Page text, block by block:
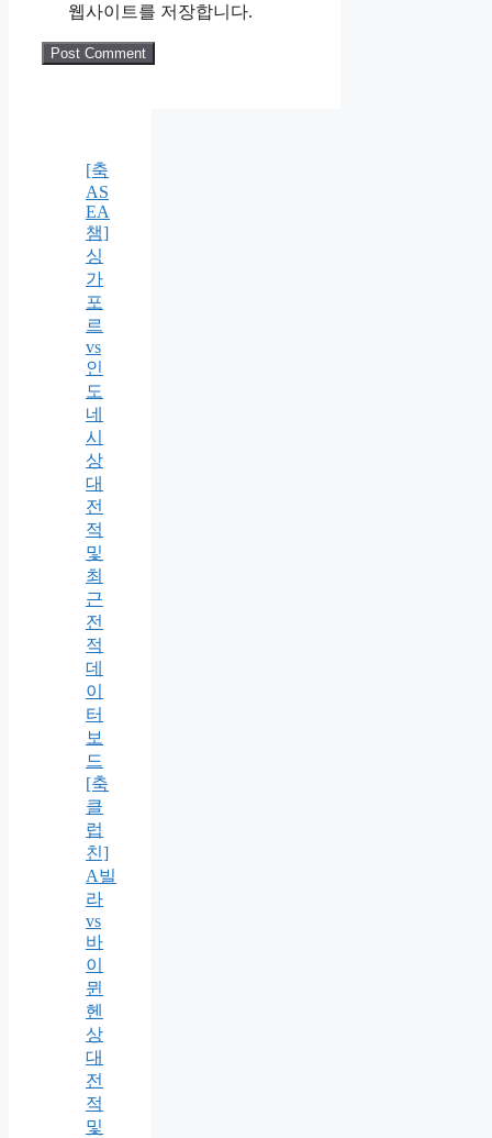
웹사이트를 저장합니다.
[축
AS
EA
챔]
싱
가
포
르
vs
인
도
네
시
상
대
전
적
및
최
근
전
적
데
이
터
보
드
[축
클
럽
친]
A빌
라
vs
바
이
뮌
헨
상
대
전
적
및